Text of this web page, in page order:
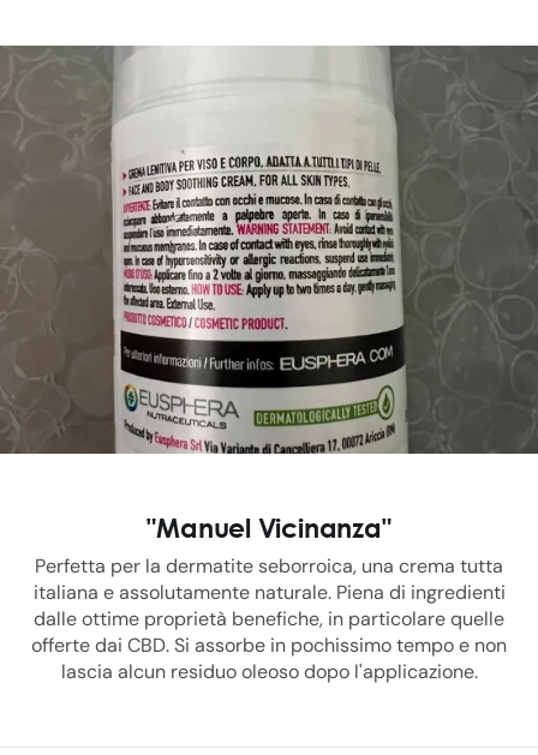
"Manuel Vicinanza"
Perfetta per la dermatite seborroica, una crema tutta
italiana e assolutamente naturale. Piena di ingredienti
dalle ottime proprietà benefiche, in particolare quelle
offerte dai CBD. Si assorbe in pochissimo tempo e non
lascia alcun residuo oleoso dopo l'applicazione.